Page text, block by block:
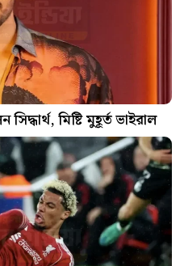
মিষ্টি মুহূর্ত ভাইরাল